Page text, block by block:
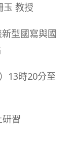
玉 教授
型國寫與國
13時20分至
習